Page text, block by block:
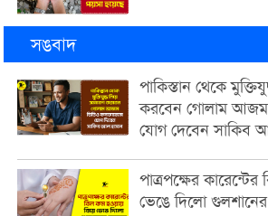
সঙবাদ
পাকিস্তান থেকে
করবেন গোলাম
যোগ দেবেন সাকিব
পাত্রপক্ষের
ভেঙে দিলো